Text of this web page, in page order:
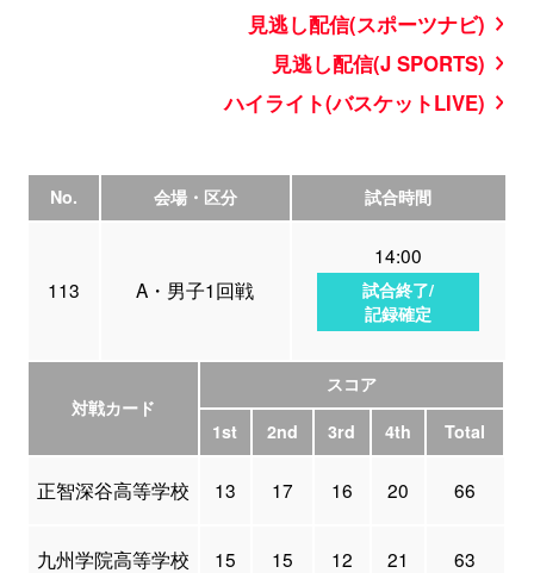
見逃し配信(スポーツナビ)
見逃し配信(J SPORTS)
ハイライト(バスケットLIVE)
No. 会場・区分 試合時間
113 A・男子1回戦
14:00
試合終了/
記録確定
対戦カード
スコア
1st
2nd 3rd 4th Total
正智深谷高等学校 13 17 16 20 66
九州学院高等学校 15 15 12 21 63